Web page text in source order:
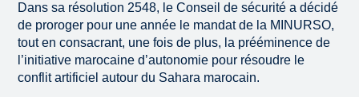
Dans sa résolution 2548, le Conseil de sécurité a décidé
de proroger pour une année le mandat de la MINURSO,
tout en consacrant, une fois de plus, la prééminence de
l’initiative marocaine d’autonomie pour résoudre le
conflit artificiel autour du Sahara marocain.